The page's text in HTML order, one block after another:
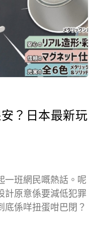
？日本最新玩
一班網民嘅熱話。呢
計原意係要減低犯罪
底係咩扭蛋咁巴閉？